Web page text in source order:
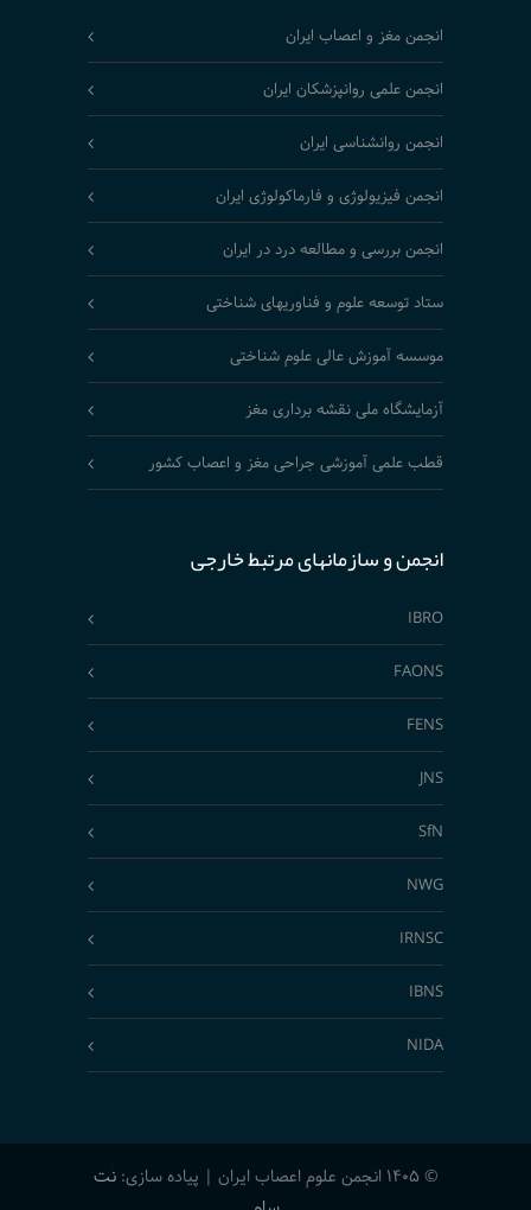
انجمن مغز و اعصاب ایران
انجمن علمی روانپزشکان ایران
انجمن روانشناسی ایران
انجمن فیزیولوژی و فارماکولوژی ایران
انجمن بررسی و مطالعه درد در ایران
ستاد توسعه علوم و فناوریهای شناختی
موسسه آموزش عالی علوم شناختی
آزمایشگاه ملی نقشه برداری مغز
قطب علمی آموزشی جراحی مغز و اعصاب کشور
انجمن و سازمانهای مرتبط خارجی
IBRO
FAONS
FENS
JNS
SfN
NWG
IRNSC
IBNS
NIDA
© 1405 انجمن علوم اعصاب ایران | پیاده سازی:
نت